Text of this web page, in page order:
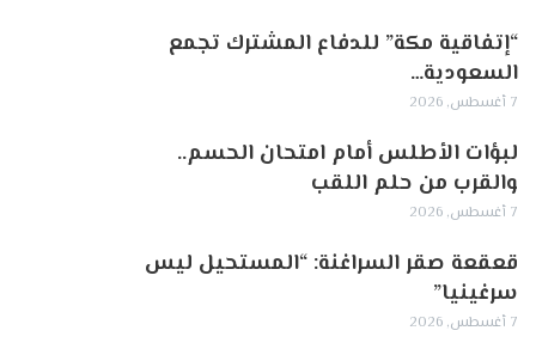
“إتفاقية مكة” للدفاع المشترك تجمع
السعودية…
7 أغسطس, 2026
لبؤات الأطلس أمام امتحان الحسم..
والقرب من حلم اللقب
7 أغسطس, 2026
قعقعة صقر السراغنة: “المستحيل ليس
سرغينيا”
7 أغسطس, 2026